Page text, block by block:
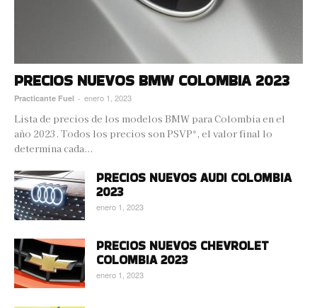
PRECIOS NUEVOS BMW COLOMBIA 2023
Practicante Fuel - enero 1, 2023
Lista de precios de los modelos BMW para Colombia en el
año 2023. Todos los precios son PSVP*, el valor final lo
determina cada...
PRECIOS NUEVOS AUDI COLOMBIA
2023
enero 1, 2023
PRECIOS NUEVOS CHEVROLET
COLOMBIA 2023
enero 1, 2023